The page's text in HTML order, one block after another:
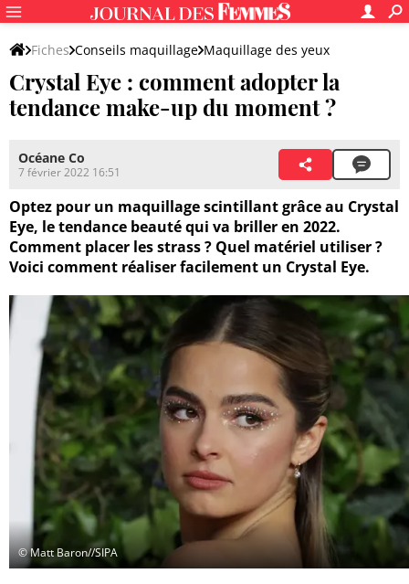
Fiches Conseils maquillage Maquillage des yeux
Eyeliner, smoky eyes et fard à paupières
Crystal Eye : comment adopter la
tendance make-up du moment ?
Océane Co
7 février 2022 16:51
Optez pour un maquillage scintillant grâce au Crystal
Eye, le tendance beauté qui va briller en 2022.
Comment placer les strass ? Quel matériel utiliser ?
Voici comment réaliser facilement un Crystal Eye.
© Matt Baron//SIPA